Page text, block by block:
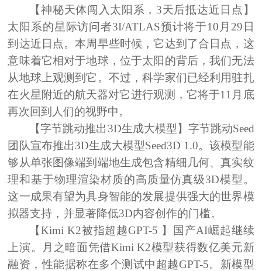
【神秘天体闯入太阳系， 3天后抵达近日点】
太阳系的星际访问者3I/ATLAS预计将于10月29日
到达近日点。本周早些时候，它达到了合日点，这
意味着它相对于地球，位于太阳的背后，我们无法
从地球上观测到它。不过，科学家们已经利用驻扎
在火星附近的航天器对它进行观测，它将于11月底
再次回到人们的视野中。
【字节跳动推出 3D生成大模型】 字节跳动Seed
团队宣布推出3D生成大模型Seed3D 1.0。该模型能
够从单张图像端到端地生成包含精细几何、真实纹
理和基于物理渲染材质的高质量仿真级3D模型。
这一成果有望为具身智能的发展提供强大的世界模
拟器支持，并显著降低3D内容创作的门槛。
【Kimi K2被指超越GPT-5 】国产AI崛起继续
上演。月之暗面凭借Kimi K2模型获得数亿美元新
融资，性能据称在多个测试中超越GPT-5。新模型